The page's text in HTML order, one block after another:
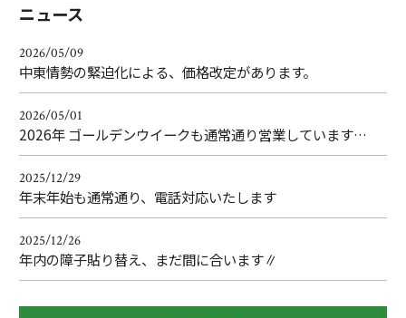
ニュース
2026/05/09
中東情勢の緊迫化による、価格改定があります。
2026/05/01
2026年 ゴールデンウイークも通常通り営業しています…
2025/12/29
年末年始も通常通り、電話対応いたします
2025/12/26
年内の障子貼り替え、まだ間に合います∥